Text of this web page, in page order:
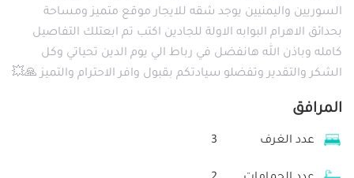
السوريين واليمنيين يوجد شقه للايجار موقع متميز ومساحة
بحدائق الاهرام البوابه الاولة للجادين اكتب تم ابعتلك التفاصيل
كامله وباذن الله هانفضل في رباط الي يوم الدين تحياتي وكل
الشكر والتقدير وتفضلو سيادتكم بقبول وافر الاحترام والتميز 🙏💥
المرافق
عدد الغرف 3